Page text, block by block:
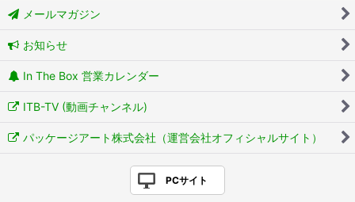
メールマガジン
お知らせ
In The Box 営業カレンダー
ITB-TV (動画チャンネル)
パッケージアート株式会社（運営会社オフィシャルサイト）
PCサイト